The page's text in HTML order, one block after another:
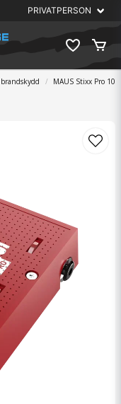
MAUS Stixx Pro 10